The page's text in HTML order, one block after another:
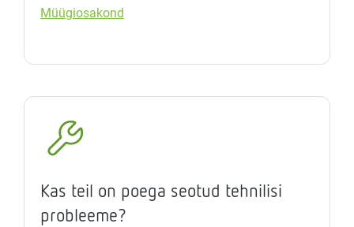
Müügiosakond
Kas teil on poega seotud tehnilisi
probleeme?